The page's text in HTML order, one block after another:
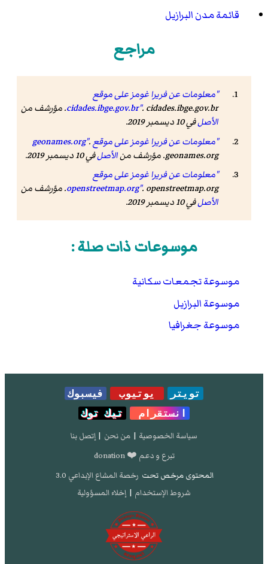
قائمة مدن البرازيل
مراجع
"معلومات عن فريرا غومز على موقع
cidades.ibge.gov.br". cidades.ibge.gov.br. مؤرشف من
الأصلفي 10 ديسمبر 2019.
"معلومات عن فريرا غومز على موقع geonames.org".
geonames.org. مؤرشف من
الأصلفي 10 ديسمبر 2019.
"معلومات عن فريرا غومز على موقع
openstreetmap.org". openstreetmap.org. مؤرشف من
الأصلفي 10 ديسمبر 2019.
موسوعات ذات صلة :
موسوعة تجمعات سكانية
موسوعة البرازيل
موسوعة جغرافيا
تويتر يوتيوب
فيسبوك
انستقرام
تيك توك
سياسة الخصوصية | من نحن | إتصل بنا
تبرع و دعم ❤️ donation
المحتوى مرخص تحت رخصة المشاع الإبداعي 3.0
شروط الإستخدام | إخلاء المسؤولية